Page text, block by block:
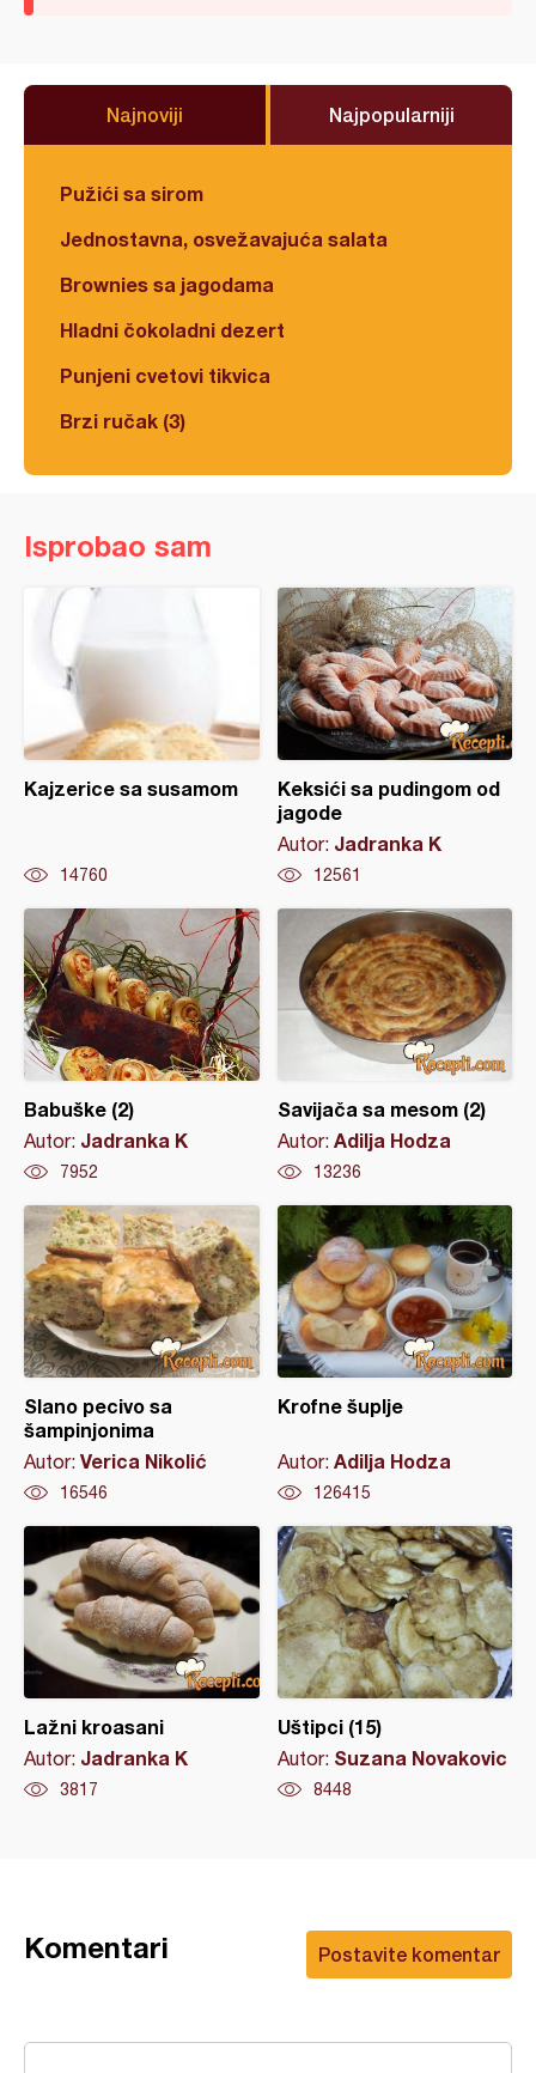
Najnoviji Najpopularniji
Pužići sa sirom
Jednostavna, osvežavajuća salata
Brownies sa jagodama
Hladni čokoladni dezert
Punjeni cvetovi tikvica
Brzi ručak (3)
Isprobao sam
Kajzerice sa susamom
14760
Keksići sa pudingom od
jagode
Autor: Jadranka K
12561
Babuške (2)
Autor: Jadranka K
7952
Savijača sa mesom (2)
Autor: Adilja Hodza
13236
Slano pecivo sa
šampinjonima
Autor: Verica Nikolić
16546
Krofne šuplje
Autor: Adilja Hodza
126415
Lažni kroasani
Autor: Jadranka K
3817
Uštipci (15)
Autor: Suzana Novakovic
8448
Postavite komentar
Komentari